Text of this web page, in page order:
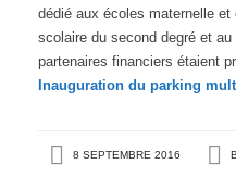
dédié aux écoles maternelle et
scolaire du second degré et
partenaires financiers étaient
Inauguration du parking
8 SEPTEMBRE 2016